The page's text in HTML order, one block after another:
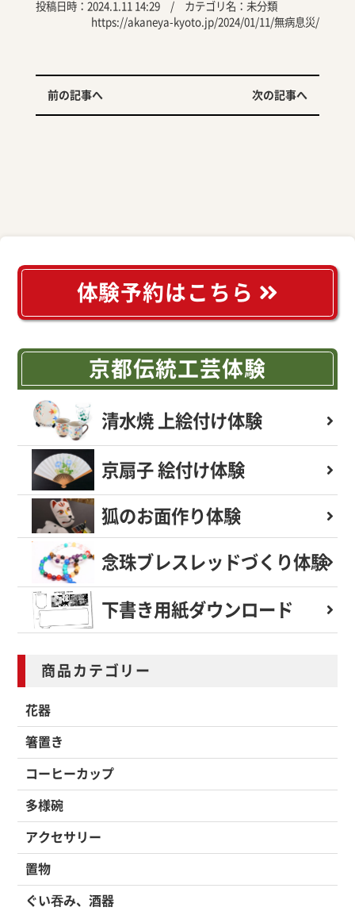
体験予約はこちら
京都伝統工芸体験
清水焼 上絵付け体験
京扇子 絵付け体験
狐のお面作り体験
念珠ブレスレッドづくり体験
下書き用紙ダウンロード
商品カテゴリー
花器
箸置き
コーヒーカップ
多様碗
アクセサリー
置物
ぐい吞み、酒器
投稿日時：2024.1.11 14:29 / カテゴリ名： 未分類
https://akaneya-kyoto.jp/2024/01/11/無病息災/
前の記事へ 次の記事へ